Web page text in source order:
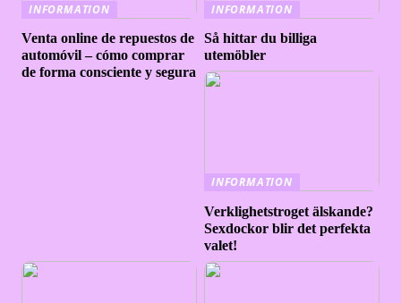
INFORMATION
Venta online de repuestos de
automóvil – cómo comprar
de forma consciente y segura
INFORMATION
Så hittar du billiga
utemöbler
INFORMATION
Verklighetstroget älskande?
Sexdockor blir det perfekta
valet!